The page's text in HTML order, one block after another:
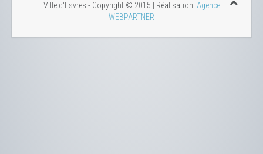
Ville d'Esvres - Copyright © 2015 | Réalisation: Agence
WEBPARTNER